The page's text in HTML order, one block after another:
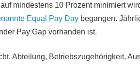
mindestens 10 Prozent minimiert
Equal Pay Day begangen.
Pay Gap vorhanden ist.
Abteilung, Betriebszugehörigkeit,